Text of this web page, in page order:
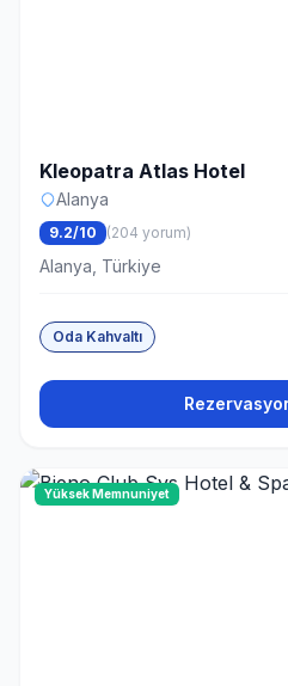
Kleopatra Atlas Hotel
Alanya
9.2/10 (204 yorum)
Alanya, Türkiye
Oda Kahvaltı
Yüksek Memnuniyet